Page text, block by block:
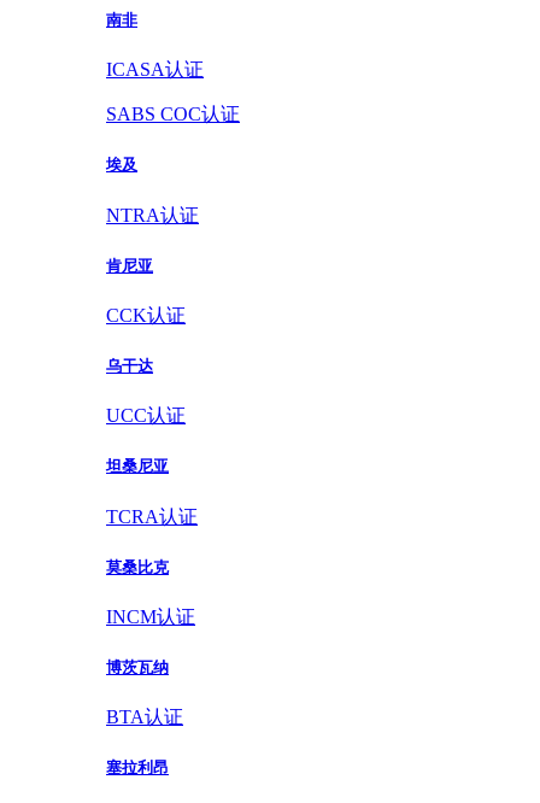
南非
ICASA认证
SABS COC认证
埃及
NTRA认证
肯尼亚
CCK认证
乌干达
UCC认证
坦桑尼亚
TCRA认证
莫桑比克
INCM认证
博茨瓦纳
BTA认证
塞拉利昂